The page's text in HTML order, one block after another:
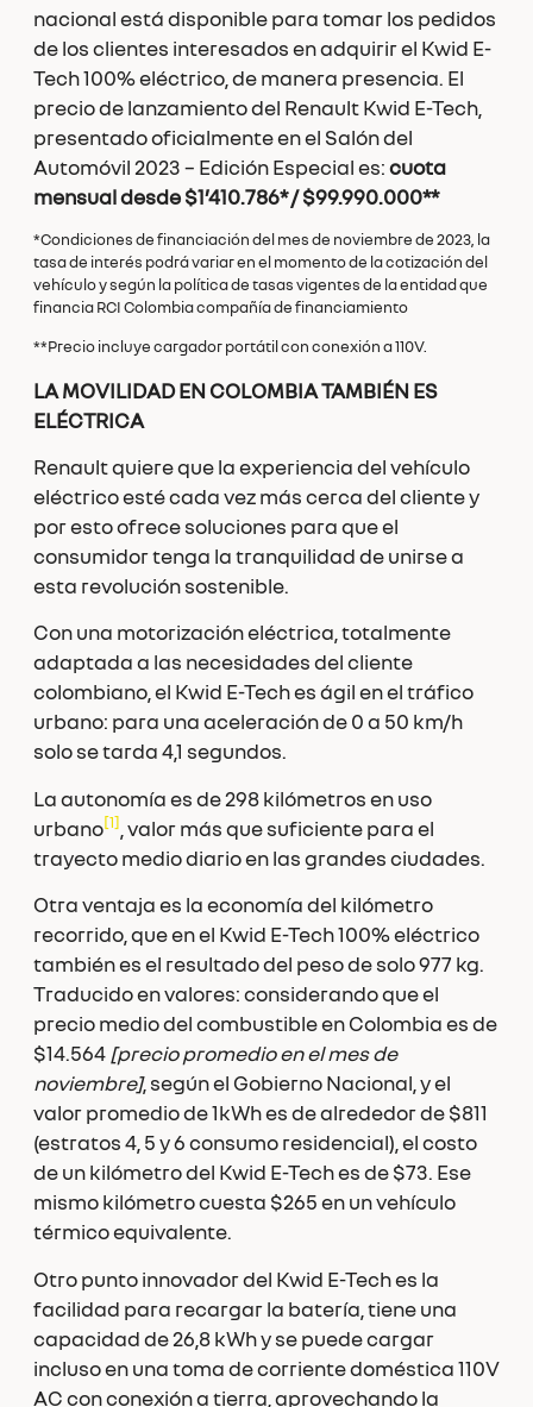
nacional está disponible para tomar los pedidos
de los clientes interesados en adquirir el Kwid E-
Tech 100% eléctrico, de manera presencia. El
precio de lanzamiento del Renault Kwid E-Tech,
presentado oficialmente en el Salón del
Automóvil 2023 – Edición Especial es:cuota
mensual desde$1’410.786* / $99.990.000**
*Condiciones de financiación del mes de noviembre de 2023, la
tasa de interés podrá variar en el momento de la cotización del
vehículo y según la política de tasas vigentes de la entidad que
financia RCI Colombia compañía de financiamiento
**Precio incluye cargador portátil con conexión a 110V.
LA MOVILIDAD EN COLOMBIA TAMBIÉN ES
ELÉCTRICA
Renault quiere que la experiencia del vehículo
eléctrico esté cada vez más cerca del cliente y
por esto ofrece soluciones para que el
consumidor tenga la tranquilidad de unirse a
esta revolución sostenible.
Con una motorización eléctrica, totalmente
adaptada a las necesidades del cliente
colombiano, el Kwid E-Tech es ágil en el tráfico
urbano: para una aceleración de 0 a 50 km/h
solo se tarda 4,1 segundos.
La autonomía es de 298 kilómetros en uso
urbano[1] , valor más que suficiente para el
trayecto medio diario en las grandes ciudades.
Otra ventaja es la economía del kilómetro
recorrido, que en el Kwid E-Tech 100% eléctrico
también es el resultado del peso de solo 977 kg.
Traducido en valores: considerando que el
precio medio del combustible en Colombia es de
$14.564[precio promedio en el mes de
noviembre], según el Gobierno Nacional, y el
valor promedio de 1kWh es de alrededor de $811
(estratos 4, 5 y 6 consumo residencial), el costo
de un kilómetro del Kwid E-Tech es de $73. Ese
mismo kilómetro cuesta $265 en un vehículo
térmico equivalente.
Otro punto innovador del Kwid E-Tech es la
facilidad para recargar la batería, tiene una
capacidad de 26,8 kWh y se puede cargar
incluso en una toma de corriente doméstica 110V
AC con conexión a tierra, aprovechando la